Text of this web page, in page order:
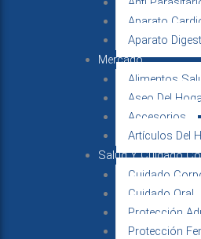
Aparato
Aparato
Mercado
Alimentos
Aseo Del
Accesorios
Artículos Del
Salud Y Cuidado
Cuidado
Cuidado Oral
Protección
Protección